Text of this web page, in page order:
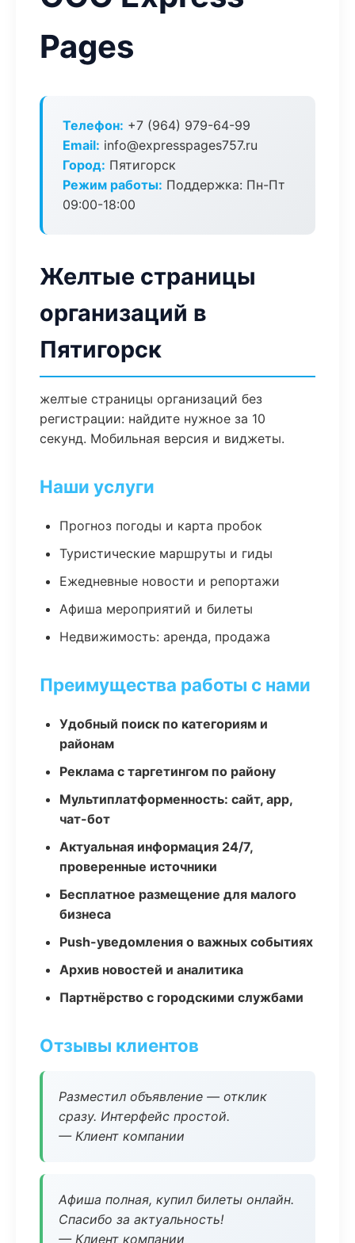
Pages
Телефон: +7 (964) 979-64-99
Email: info@expresspages757.ru
Город: Пятигорск
Режим работы: Поддержка: Пн-Пт
09:00-18:00
Желтые страницы
организаций в
Пятигорск
желтые страницы организаций без
регистрации: найдите нужное за 10
секунд. Мобильная версия и виджеты.
Наши услуги
Прогноз погоды и карта пробок
Туристические маршруты и гиды
Ежедневные новости и репортажи
Афиша мероприятий и билеты
Недвижимость: аренда, продажа
Преимущества работы с нами
Удобный поиск по категориям и
районам
Реклама с таргетингом по району
Мультиплатформенность: сайт, app,
чат-бот
Актуальная информация 24/7,
проверенные источники
Бесплатное размещение для малого
бизнеса
Push-уведомления о важных событиях
Архив новостей и аналитика
Партнёрство с городскими службами
Отзывы клиентов
Разместил объявление — отклик
сразу. Интерфейс простой.
— Клиент компании
Афиша полная, купил билеты онлайн.
Спасибо за актуальность!
— Клиент компании